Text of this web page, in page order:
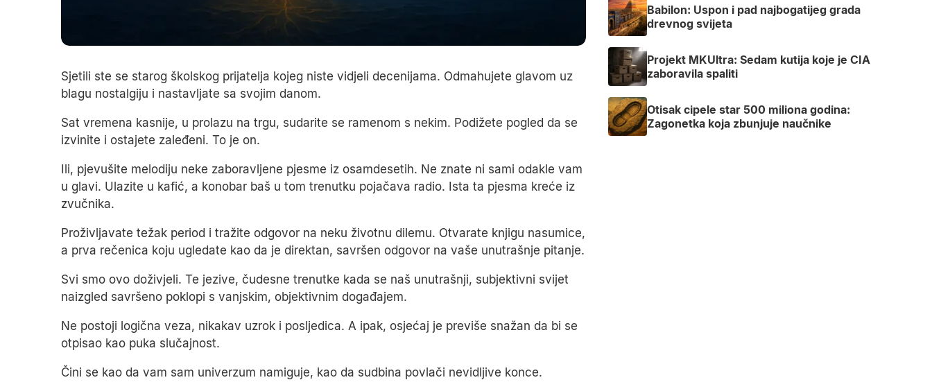
Sjetili ste se starog školskog prijatelja kojeg niste vidjeli decenijama. Odmahujete glavom uz
blagu nostalgiju i nastavljate sa svojim danom.
Sat vremena kasnije, u prolazu na trgu, sudarite se ramenom s nekim. Podižete pogled da se
izvinite i ostajete zaleđeni. To je on.
Ili, pjevušite melodiju neke zaboravljene pjesme iz osamdesetih. Ne znate ni sami odakle vam
u glavi. Ulazite u kafić, a konobar baš u tom trenutku pojačava radio. Ista ta pjesma kreće iz
zvučnika.
Proživljavate težak period i tražite odgovor na neku životnu dilemu. Otvarate knjigu nasumice,
a prva rečenica koju ugledate kao da je direktan, savršen odgovor na vaše unutrašnje pitanje.
Svi smo ovo doživjeli. Te jezive, čudesne trenutke kada se naš unutrašnji, subjektivni svijet
naizgled savršeno poklopi s vanjskim, objektivnim događajem.
Ne postoji logična veza, nikakav uzrok i posljedica. A ipak, osjećaj je previše snažan da bi se
otpisao kao puka slučajnost.
Čini se kao da vam sam univerzum namiguje, kao da sudbina povlači nevidljive konce.
Babilon: Uspon i pad najbogatijeg grada
drevnog svijeta
Projekt MKUltra: Sedam kutija koje je CIA
zaboravila spaliti
Otisak cipele star 500 miliona godina:
Zagonetka koja zbunjuje naučnike